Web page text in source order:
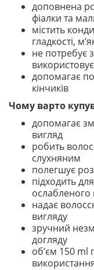
доповнена
фіалки та
містить
гладкості,
не потребує
допомагає
кінчиків
Чому варто
допомагає
вигляд
робить
слухняним
полегшує
підходить
ослабленого
надає
вигляду
зручний
догляду
об’єм 150 ml